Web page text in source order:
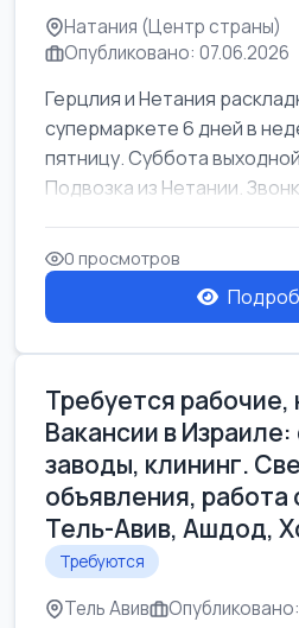
Натания (Центр страны)
Опубликовано: 07.06.2026
Герцлия и Нетания
супермаркете 6 дней в
пятницу. Суббота
Подвозка из Нетании.
0 просмотров
Требуется
Вакансии в
заводы, клининг.
объявления, работа
Тель-Авив, Ашдод,
Требуются
Тель Авив